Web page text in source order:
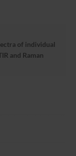
of individual
and Raman